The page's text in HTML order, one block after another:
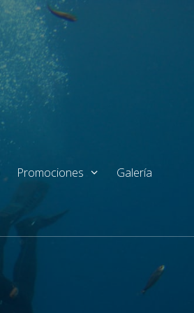
Promociones Galería